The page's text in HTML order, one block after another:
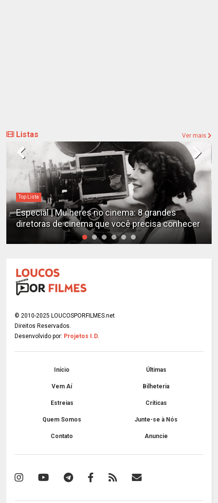
Listas Ver mais
Destaques
Estudo determina os filmes de cães mais
emocionantes de todos os tempos
© 2010-2025 LOUCOSPORFILMES.net
Direitos Reservados.
Desenvolvido por: Projetos I.D.
Início Últimas
Vem Aí Bilheteria
Estreias Críticas
Quem Somos Junte-se à Nós
Contato Anuncie